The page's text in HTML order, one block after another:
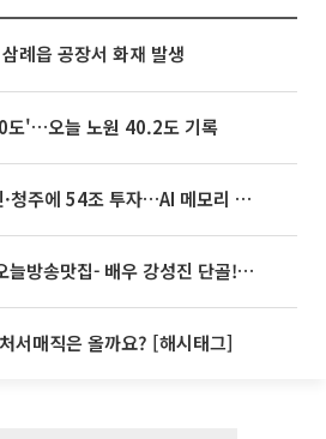
례읍 공장서 화재 발생
도'…오늘 노원 40.2도 기록
SK하이닉스, 용인·청주에 54조 투자…AI 메모리 생산기지 키운다
'2TV 생생정보' 오늘방송맛집- 배우 강성진 단골! 쌀국수ㆍ푸팟퐁 커리 맛집 '블○○○'
서매직은 올까요? [해시태그]